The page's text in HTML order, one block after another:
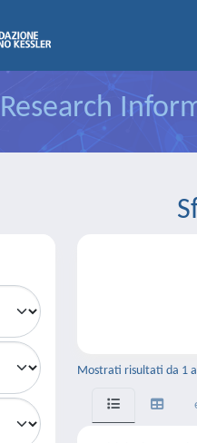
Mostrati risultati da 1